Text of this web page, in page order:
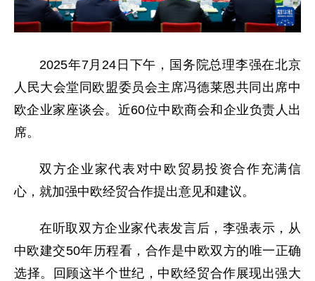
2025年7月24日下午，国务院总理李强在北京
人民大会堂同欧盟委员会主席冯德莱恩共同出席中
欧企业家座谈会。近60位中欧商会和企业负责人出
席。
双方企业家代表对中欧贸易投资合作充满信
心，就加强中欧经贸合作提出意见和建议。
在听取双方企业家代表发言后，李强表示，从
中欧建交50年历程看，合作是中欧双方的唯一正确
选择。回顾这半个世纪，中欧经贸合作展现出强大